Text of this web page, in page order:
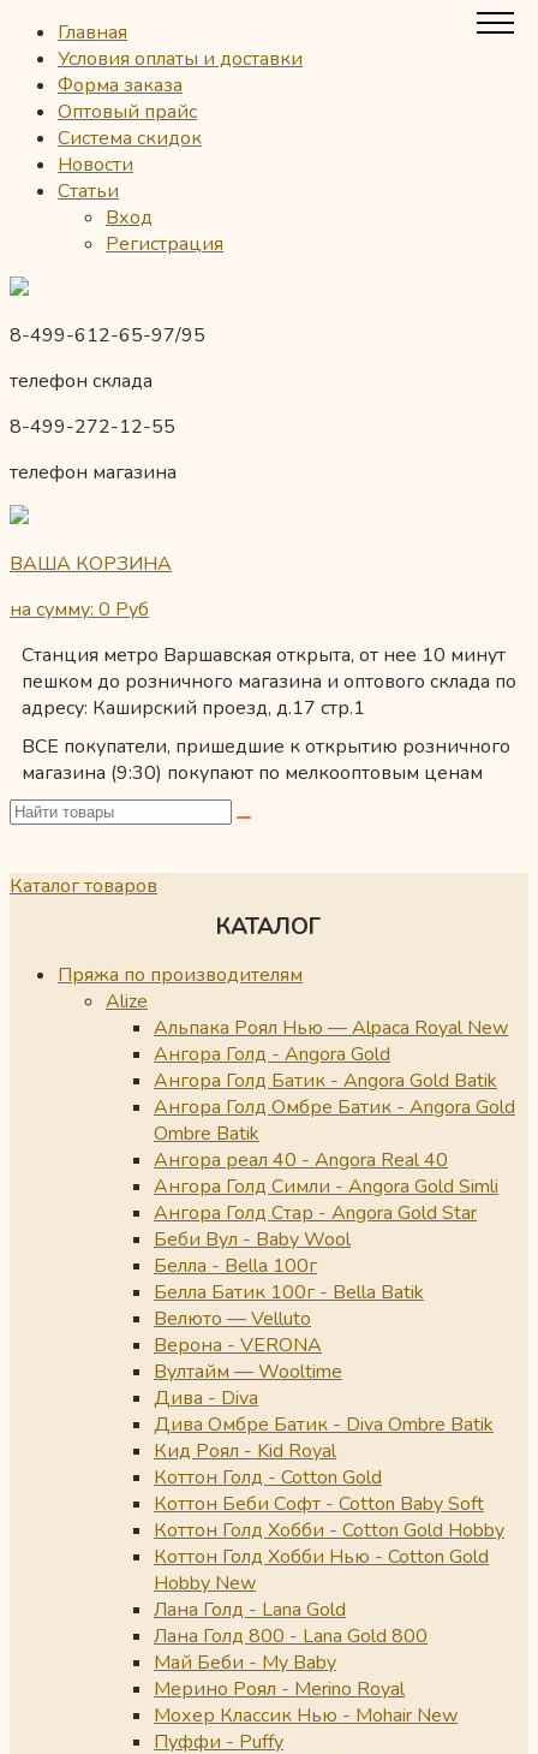
Главная
Условия оплаты и доставки
Форма заказа
Оптовый прайс
Система скидок
Новости
Статьи
Вход
Регистрация
8-499-612-65-97/95
телефон склада
8-499-272-12-55
телефон магазина
ВАША КОРЗИНА
на сумму: 0 Руб
Станция метро Варшавская открыта, от нее 10 минут
пешком до розничного магазина и оптового склада по
адресу: Каширский проезд, д.17 стр.1
ВСЕ покупатели, пришедшие к открытию розничного
магазина (9:30) покупают по мелкооптовым ценам
Каталог товаров
КАТАЛОГ
Пряжа по производителям
Alize
Альпака Роял Нью — Alpaca Royal New
Ангора Голд - Angora Gold
Ангора Голд Батик - Angora Gold Batik
Ангора Голд Омбре Батик - Angora Gold
Ombre Batik
Ангора реал 40 - Angora Real 40
Ангора Голд Симли - Angora Gold Simli
Ангора Голд Стар - Angora Gold Star
Беби Вул - Baby Wool
Белла - Bella 100г
Белла Батик 100г - Bella Batik
Велюто — Velluto
Верона - VERONA
Вултайм — Wooltime
Дива - Diva
Дива Омбре Батик - Diva Ombre Batik
Кид Роял - Kid Royal
Коттон Голд - Cotton Gold
Коттон Беби Софт - Cotton Baby Soft
Коттон Голд Хобби - Cotton Gold Hobby
Коттон Голд Хобби Нью - Cotton Gold
Hobby New
Лана Голд - Lana Gold
Лана Голд 800 - Lana Gold 800
Май Беби - My Baby
Мерино Роял - Merino Royal
Мохер Классик Нью - Mohair New
Пуффи - Puffy